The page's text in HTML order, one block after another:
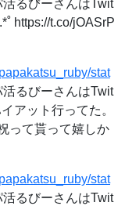
るびーさんはTwit
https://t.co/jOASrP
stat
るびーさんはTwit
アット行ってた。
って貰って嬉しか
stat
るびーさんはTwit